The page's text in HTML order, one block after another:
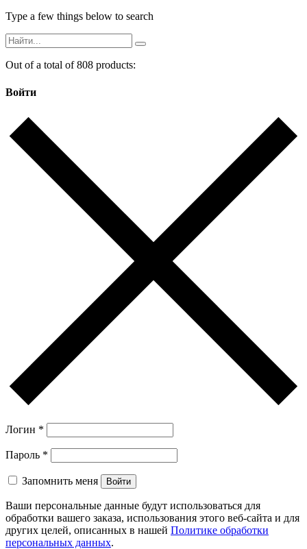
Type a few things below to search
Out of a total of 808 products:
Войти
Логин *
Пароль *
Запомнить меня Войти
Ваши персональные данные будут использоваться для
обработки вашего заказа, использования этого веб-сайта и для
других целей, описанных в нашей Политике обработки
персональных данных.